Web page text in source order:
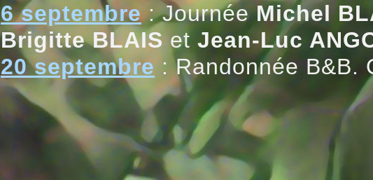
6 septembre: JournéeMichel
Brigitte BLAISet Jean-Luc
20 septembre : Randonnée B&B.